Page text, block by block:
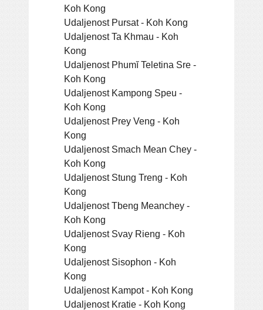
Koh Kong
Udaljenost Pursat - Koh Kong
Udaljenost Ta Khmau - Koh
Kong
Udaljenost Phumĭ Teletina Sre -
Koh Kong
Udaljenost Kampong Speu -
Koh Kong
Udaljenost Prey Veng - Koh
Kong
Udaljenost Smach Mean Chey -
Koh Kong
Udaljenost Stung Treng - Koh
Kong
Udaljenost Tbeng Meanchey -
Koh Kong
Udaljenost Svay Rieng - Koh
Kong
Udaljenost Sisophon - Koh
Kong
Udaljenost Kampot - Koh Kong
Udaljenost Kratie - Koh Kong